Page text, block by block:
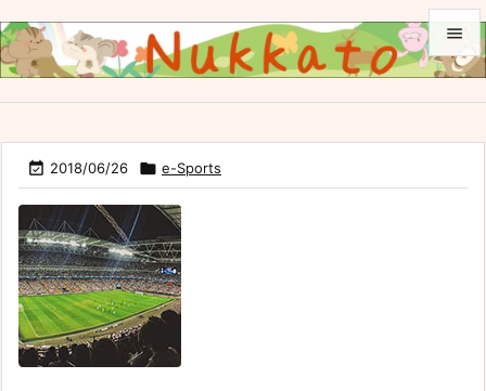


メニュ

 2018/06/26  e-Sports